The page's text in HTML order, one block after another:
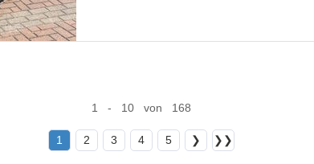
1 - 10 von 168
1 2 3 4 5 ❯ ❯❯